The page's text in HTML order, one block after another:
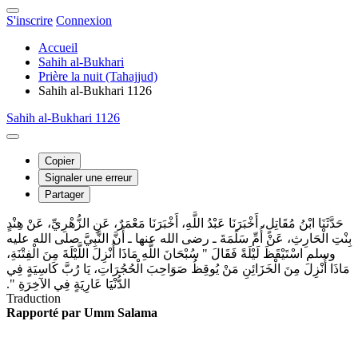
S'inscrire Connexion
Accueil
Sahih al-Bukhari
Prière la nuit (Tahajjud)
Sahih al-Bukhari 1126
Sahih al-Bukhari 1126
Copier
Signaler une erreur
Partager
حَدَّثَنَا ابْنُ مُقَاتِلٍ، أَخْبَرَنَا عَبْدُ اللَّهِ، أَخْبَرَنَا مَعْمَرٌ، عَنِ الزُّهْرِيِّ، عَنْ هِنْدٍ
بِنْتِ الْحَارِثِ، عَنْ أُمِّ سَلَمَةَ ـ رضى الله عنها ـ أَنَّ النَّبِيَّ صلى الله عليه
وسلم اسْتَيْقَظَ لَيْلَةً فَقَالَ ‏"‏ سُبْحَانَ اللَّهِ مَاذَا أُنْزِلَ اللَّيْلَةَ مِنَ الْفِتْنَةِ،
مَاذَا أُنْزِلَ مِنَ الْخَزَائِنِ مَنْ يُوقِظُ صَوَاحِبَ الْحُجُرَاتِ، يَا رُبَّ كَاسِيَةٍ فِي
الدُّنْيَا عَارِيَةٍ فِي الآخِرَةِ ‏"‏‏.‏
Traduction
Rapporté par Umm Salama